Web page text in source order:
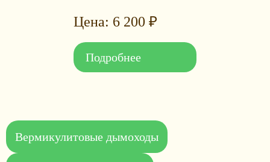
6 200 ₽
Подробнее
Вермикулитовые дымоходы